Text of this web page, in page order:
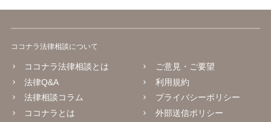
ココナラ法律相談について
ココナラ法律相談とは
法律Q&A
法律相談コラム
ココナラとは
ご意見・ご要望
利用規約
プライバシーポリシー
外部送信ポリシー